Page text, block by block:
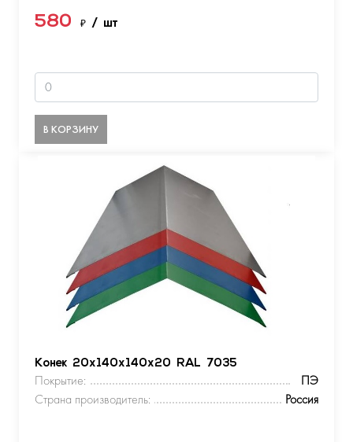
580 ₽ / шт
В КОРЗИНУ
Конек 20х140х140х20 RAL 7035
Покрытие:
ПЭ
Страна производитель:
Россия